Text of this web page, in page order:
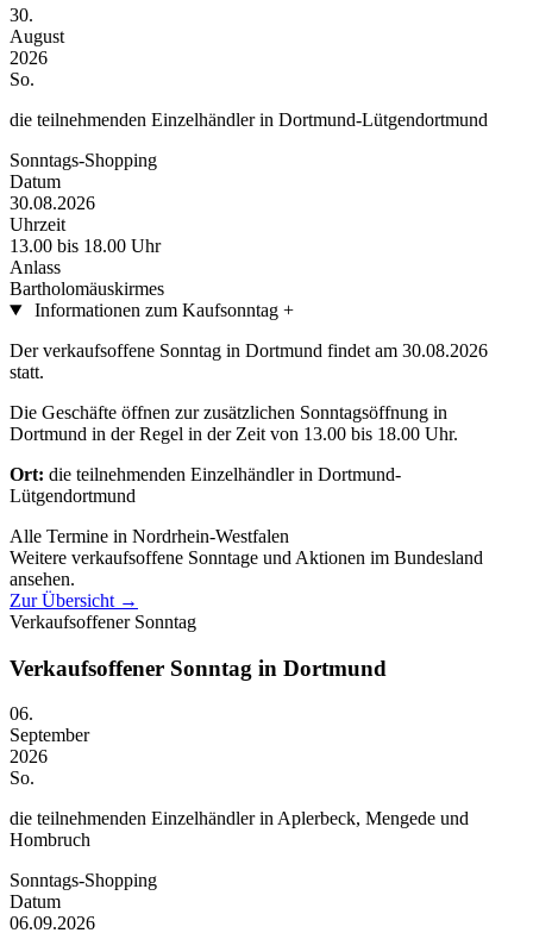
30.
August
2026
So.
die teilnehmenden Einzelhändler in Dortmund-Lütgendortmund
Sonntags-Shopping
Datum
30.08.2026
Uhrzeit
13.00 bis 18.00 Uhr
Anlass
Bartholomäuskirmes
Informationen zum Kaufsonntag +
Der verkaufsoffene Sonntag in Dortmund findet am 30.08.2026
statt.
Die Geschäfte öffnen zur zusätzlichen Sonntagsöffnung in
Dortmund in der Regel in der Zeit von 13.00 bis 18.00 Uhr.
Ort: die teilnehmenden Einzelhändler in Dortmund-
Lütgendortmund
Alle Termine in Nordrhein-Westfalen
Weitere verkaufsoffene Sonntage und Aktionen im Bundesland
ansehen.
Zur Übersicht →
Verkaufsoffener Sonntag
Verkaufsoffener Sonntag in Dortmund
06.
September
2026
So.
die teilnehmenden Einzelhändler in Aplerbeck, Mengede und
Hombruch
Sonntags-Shopping
Datum
06.09.2026